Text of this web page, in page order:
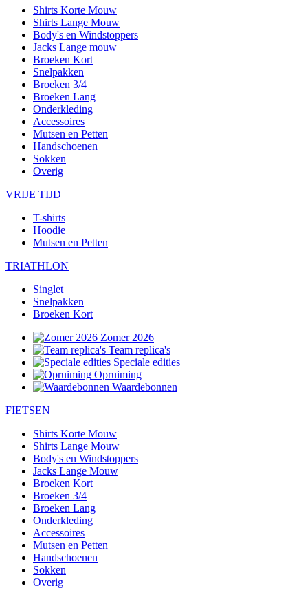
Shirts Korte Mouw
Shirts Lange Mouw
Body's en Windstoppers
Jacks Lange mouw
Broeken Kort
Snelpakken
Broeken 3/4
Broeken Lang
Onderkleding
Accessoires
Mutsen en Petten
Handschoenen
Sokken
Overig
VRIJE TIJD
T-shirts
Hoodie
Mutsen en Petten
TRIATHLON
Singlet
Snelpakken
Broeken Kort
Zomer 2026
Team replica's
Speciale edities
Opruiming
Waardebonnen
FIETSEN
Shirts Korte Mouw
Shirts Lange Mouw
Body's en Windstoppers
Jacks Lange Mouw
Broeken Kort
Broeken 3/4
Broeken Lang
Onderkleding
Accessoires
Mutsen en Petten
Handschoenen
Sokken
Overig